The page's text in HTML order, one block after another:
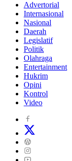
Advertorial
Internasional
Nasional
Daerah
Legislatif
Politik
Olahraga
Entertainment
Hukrim
Opini
Kontrol
Video